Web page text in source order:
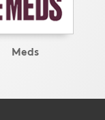
Meds